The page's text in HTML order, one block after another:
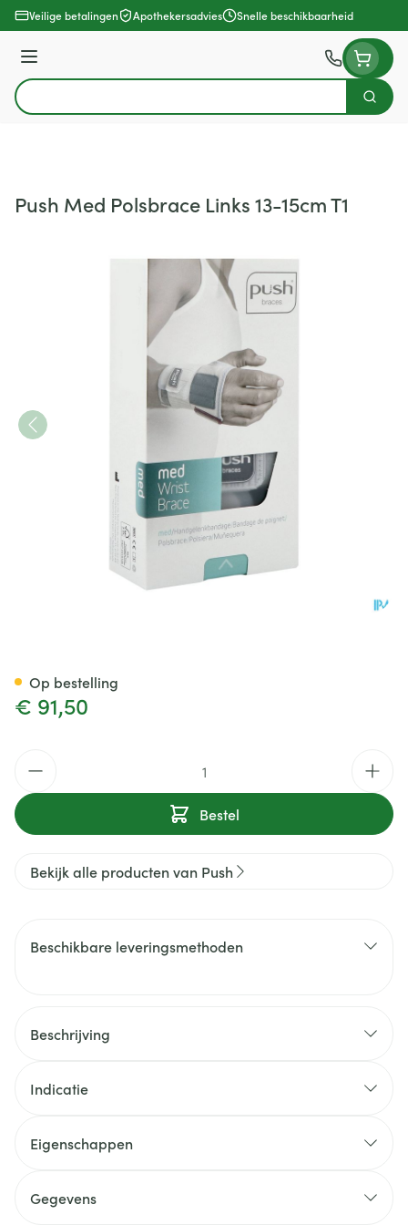
Ga naar de inhoud
Veilige betalingen Apothekersadvies Snelle beschikbaarheid
Menu
Product, merk, categorie...
Zoek
Push Med Polsbrace Links 13-15cm T1
€ 91,50
Bestel
Op bestelling
Bekijk alle producten van Push
Beschikbare leveringsmethoden
Beschrijving
Indicatie
Eigenschappen
Gegevens